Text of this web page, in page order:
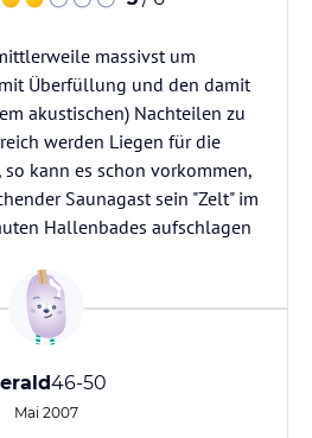
massivst um
Überfüllung und den damit
akustischen) Nachteilen zu
werden Liegen für die
kann es schon vorkommen,
Saunagast sein "Zelt" im
Hallenbades aufschlagen
46-50
Mai 2007